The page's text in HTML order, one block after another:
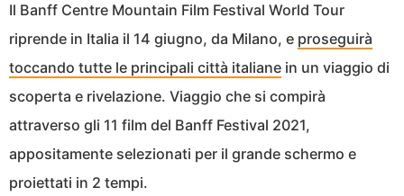
Il Banff Centre Mountain Film Festival World Tour
riprende in Italia il 14 giugno, da Milano, e proseguirà
toccando tutte le principali città italiane in un viaggio di
scoperta e rivelazione. Viaggio che si compirà
attraverso gli 11 film del Banff Festival 2021,
appositamente selezionati per il grande schermo e
proiettati in 2 tempi.